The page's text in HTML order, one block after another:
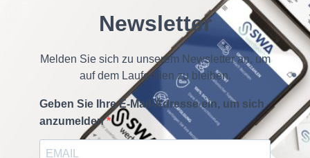
Newsletter
Melden Sie sich zu unserem Newsletter an, um
auf dem Laufenden zu bleiben.
Geben Sie Ihre E-Mail-Adresse ein, um sich
anzumelden